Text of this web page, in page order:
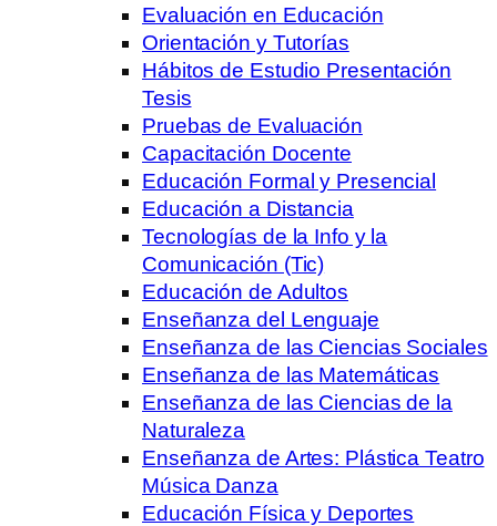
Evaluación en Educación
Orientación y Tutorías
Hábitos de Estudio Presentación
Tesis
Pruebas de Evaluación
Capacitación Docente
Educación Formal y Presencial
Educación a Distancia
Tecnologías de la Info y la
Comunicación (Tic)
Educación de Adultos
Enseñanza del Lenguaje
Enseñanza de las Ciencias Sociales
Enseñanza de las Matemáticas
Enseñanza de las Ciencias de la
Naturaleza
Enseñanza de Artes: Plástica Teatro
Música Danza
Educación Física y Deportes